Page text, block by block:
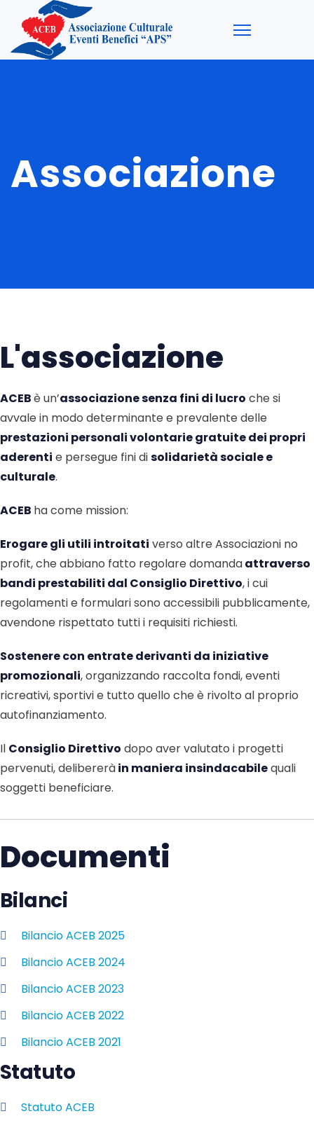
Associazione
L'associazione
ACEBè un’associazione senza fini di lucro che si
avvale in modo determinante e prevalente delle
prestazioni personali volontarie gratuite dei propri
aderenti e persegue fini disolidarietà sociale e
culturale.
ACEB ha come mission:
Erogare gli utili introitati verso altre Associazioni no
profit, che abbiano fatto regolare domandaattraverso
bandi prestabiliti dal Consiglio Direttivo, i cui
regolamenti e formulari sono accessibili pubblicamente,
avendone rispettato tutti i requisiti richiesti.
Sostenere con entrate derivanti da iniziative
promozionali, organizzando raccolta fondi, eventi
ricreativi, sportivi e tutto quello che è rivolto al proprio
autofinanziamento.
Il Consiglio Direttivo dopo aver valutato i progetti
pervenuti, delibereràin maniera insindacabilequali
soggetti beneficiare.
Documenti
Bilanci
Bilancio ACEB 2025
Bilancio ACEB 2024
Bilancio ACEB 2023
Bilancio ACEB 2022
Bilancio ACEB 2021
Statuto
Statuto ACEB